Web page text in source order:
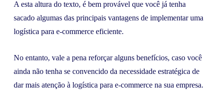
A esta altura do texto, é bem provável que você já tenha
sacado algumas das principais vantagens de implementar uma
logística para e-commerce eficiente.
No entanto, vale a pena reforçar alguns benefícios, caso você
ainda não tenha se convencido da necessidade estratégica de
dar mais atenção à logística para e-commerce na sua empresa.